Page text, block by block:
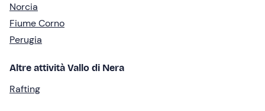
Norcia
Fiume Corno
Perugia
Altre attività Vallo di Nera
Rafting